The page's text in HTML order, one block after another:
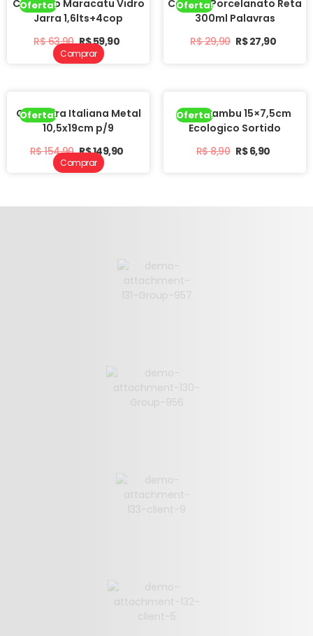
Oferta!
Conjunto Maracatu Vidro
Jarra 1,6lts+4cop
R$63,90 R$59,90
Oferta!
Caneca Porcelanato Reta
300ml Palavras
R$29,90 R$27,90
Comprar
Oferta!
Cafeteira Italiana Metal
10,5x19cm p/9
R$154,90 R$149,90
Oferta!
Bowl Bambu 15×7,5cm
Ecologico Sortido
R$8,90 R$6,90
Comprar